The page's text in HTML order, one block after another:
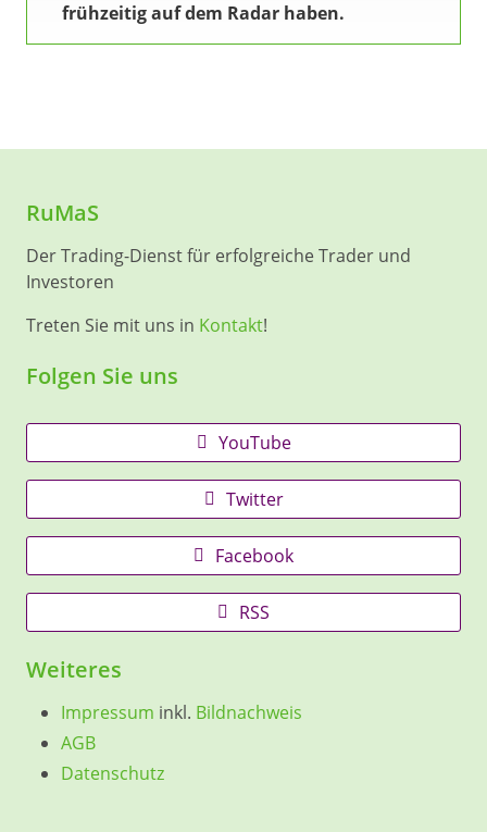
frühzeitig auf dem Radar haben.
RuMaS
Der Trading-Dienst für erfolgreiche Trader und
Investoren
Treten Sie mit uns in Kontakt!
Folgen Sie uns
YouTube
Twitter
Facebook
RSS
Weiteres
Impressum inkl. Bildnachweis
AGB
Datenschutz